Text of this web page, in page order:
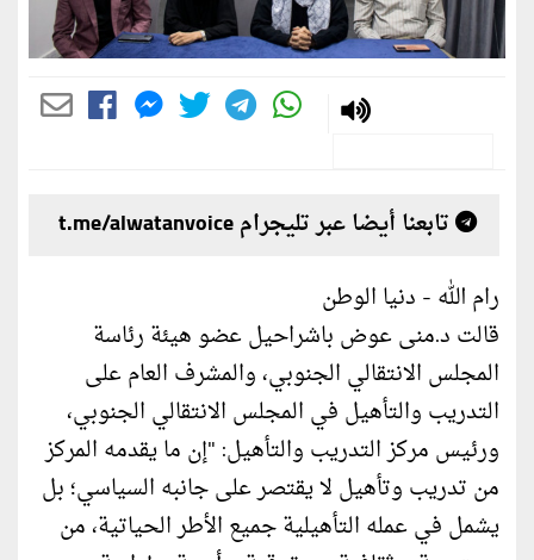
تابعنا أيضا عبر تليجرام t.me/alwatanvoice
رام الله - دنيا الوطن
قالت د.منى عوض باشراحيل عضو هيئة رئاسة
المجلس الانتقالي الجنوبي، والمشرف العام على
التدريب والتأهيل في المجلس الانتقالي الجنوبي،
ورئيس مركز التدريب والتأهيل: "إن ما يقدمه المركز
من تدريب وتأهيل لا يقتصر على جانبه السياسي؛ بل
يشمل في عمله التأهيلية جميع الأطر الحياتية، من